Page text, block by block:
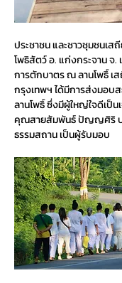
ประชาชน และชาวชุมชนเส
โพธิสัตว์ อ. แก่งกระจาน จ.
การตักบาตร ณ ลานโพธิ์ เ
กรุงเทพฯ ได้มีการส่งมอบ
ลานโพธิ์ ซึ่งมีผู้ใหญ่ใจดีเป็น
คุณสายสัมพันธ์ ปัญญศิริ ป
ธรรมสถาน เป็นผู้รับมอบ